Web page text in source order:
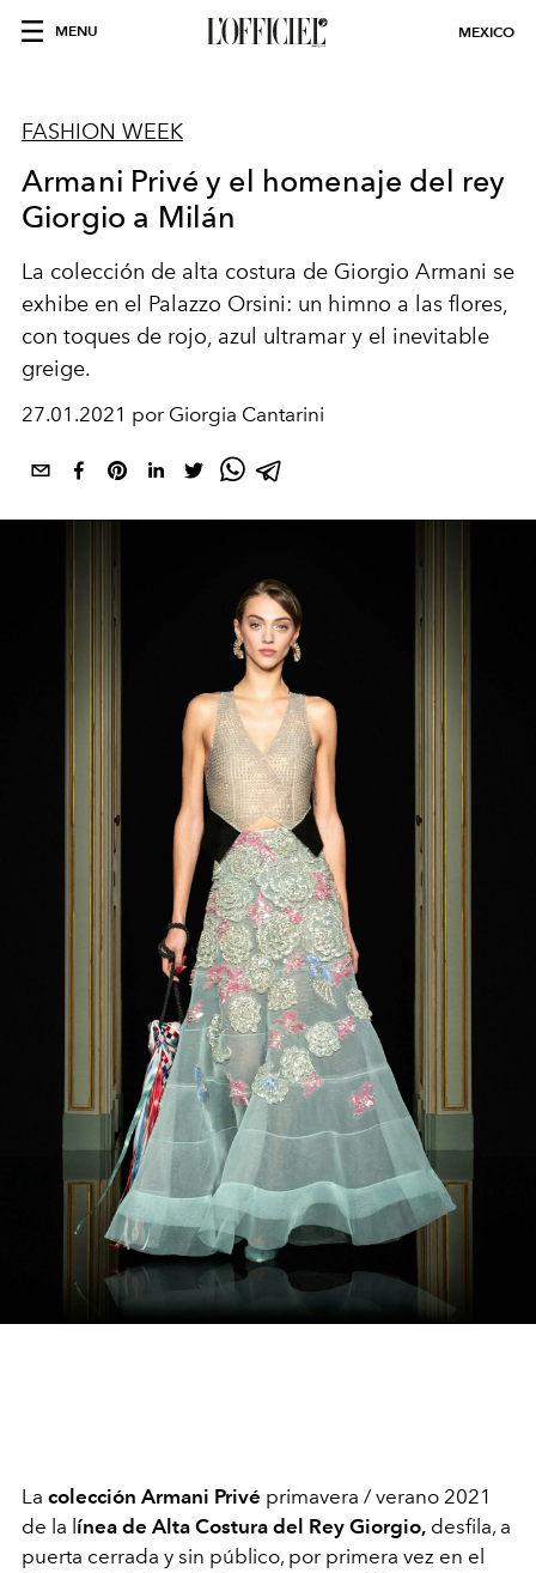
MENU MEXICO
FASHION WEEK
Armani Privé y el homenaje del rey
Giorgio a Milán
La colección de alta costura de Giorgio Armani se
exhibe en el Palazzo Orsini: un himno a las flores,
con toques de rojo, azul ultramar y el inevitable
greige.
27.01.2021 por Giorgia Cantarini
La colección Armani Privé primavera / verano 2021
de la l ínea de Alta Costura del Rey Giorgio, desfila, a
puerta cerrada y sin público, por primera vez en el